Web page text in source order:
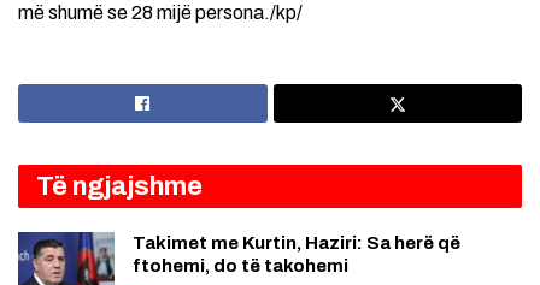
më shumë se 28 mijë persona./kp/
Të ngjajshme
Takimet me Kurtin, Haziri: Sa herë që
ftohemi, do të takohemi